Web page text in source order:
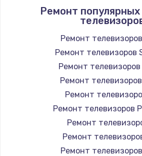
Программный ремонт/
Замена Bluetooth/Wi-
Заказать
Замена
890 руб.
Ремонт
Ремонт
Ремонт телевизоров
Ремонт телевизоров
Ремонт
Ремонт
Ремонт телевизоров
Ремонт
Ремонт
Ремонт